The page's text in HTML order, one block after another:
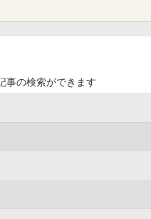
事の検索ができます